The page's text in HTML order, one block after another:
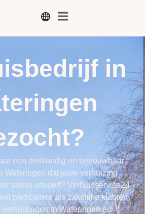
in
een deskundig en betrouwbaar
Wateringen dat jouw verhuizing
stress uitvoert? Verhuisservice24
particuliere als zakelijke klanten
verhuizingen in Wateringen en